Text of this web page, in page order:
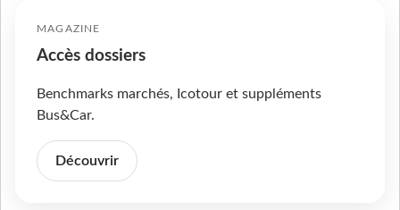
MAGAZINE
Accès dossiers
Benchmarks marchés, Icotour et suppléments
Bus&Car.
Découvrir